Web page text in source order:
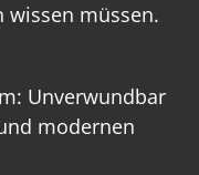
wissen müssen.
Unverwundbar
modernen